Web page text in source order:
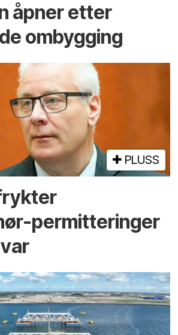
åpner etter
ombygging
PLUSS
permitteringer